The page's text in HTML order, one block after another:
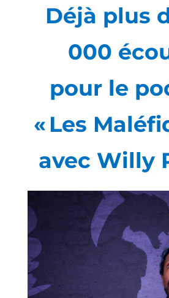
Déjà plus
000
pour le
« Les
avec Willy